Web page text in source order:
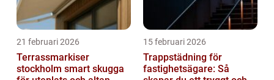
21 februari 2026
Terrassmarkiser
stockholm smart skugga
15 februari 2026
Trappstädning för
fastighetsägare: Så